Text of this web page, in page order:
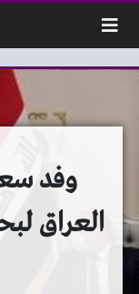
وفد
العراق